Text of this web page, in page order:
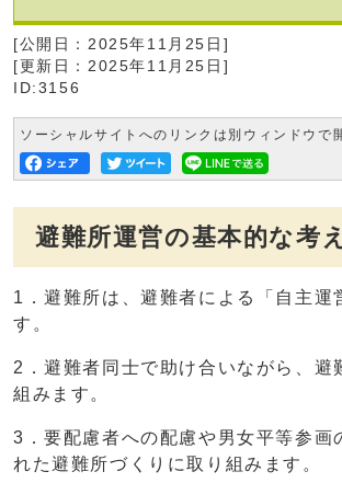
[公開日：2025年11月25日]
[更新日：2025年11月25日]
ID:3156
ソーシャルサイトへのリンクは別ウィンドウで
避難所運営の基本的な考
1．避難所は、避難者による「自主運
す。
2．避難者同士で助け合いながら、避
組みます。
3．要配慮者への配慮や男女平等参画
れた避難所づくりに取り組みます。